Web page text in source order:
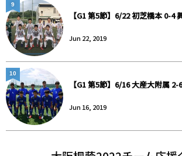
【G1 第5節】6/22 初芝橋本 0-4
Jun 22, 2019
9
【G1 第5節】6/16 大産大附属 2-
Jun 16, 2019
10